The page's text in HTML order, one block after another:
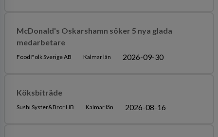
McDonald's Oskarshamn söker 5 nya glada
medarbetare
Food Folk Sverige AB Kalmar län 2026-09-30
Köksbiträde
Sushi Syster&Bror HB Kalmar län 2026-08-16